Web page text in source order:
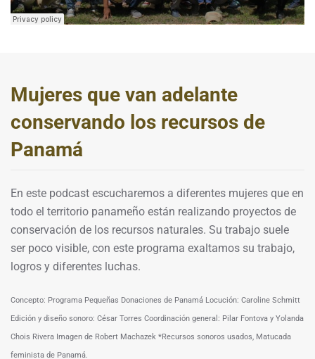
Mujeres que van adelante
conservando los recursos de
Panamá
En este podcast escucharemos a diferentes mujeres que en
todo el territorio panameño están realizando proyectos de
conservación de los recursos naturales. Su trabajo suele
ser poco visible, con este programa exaltamos su trabajo,
logros y diferentes luchas.
Concepto: Programa Pequeñas Donaciones de Panamá Locución: Caroline Schmitt
Edición y diseño sonoro: César Torres Coordinación general: Pilar Fontova y Yolanda
Chois Rivera Imagen de Robert Machazek *Recursos sonoros usados, Matucada
feminista de Panamá.